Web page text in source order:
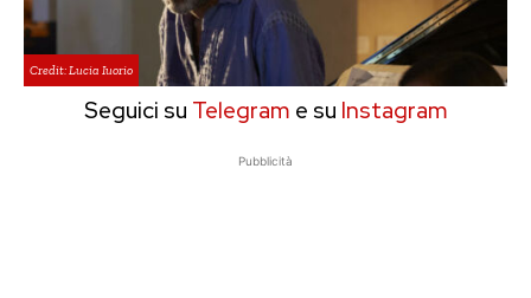
Credit: Lucia Iuorio
Seguici su Telegram e su Instagram
Pubblicità